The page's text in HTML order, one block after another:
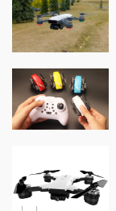
Phụ
Kiện
Nhà
Cửa
Và
Đời
Máy